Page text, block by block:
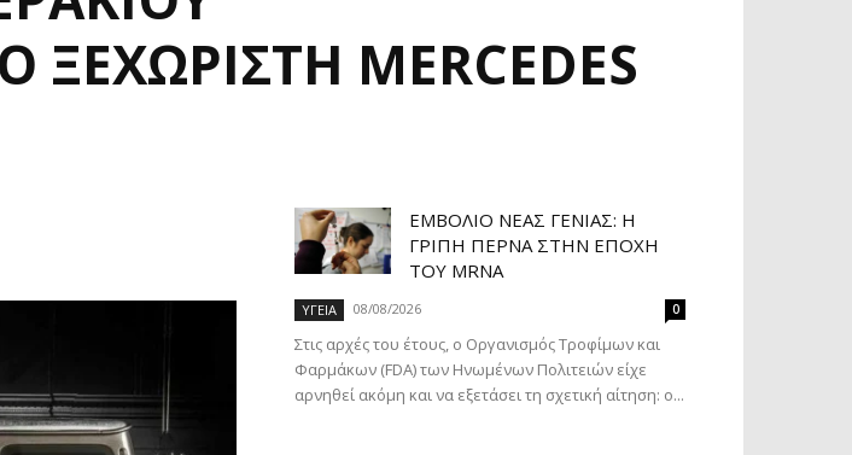
MERCEDES
ΕΜΒΌΛΙΟ ΝΈΑΣ ΓΕΝΙΆΣ: Η
ΓΡΊΠΗ ΠΕΡΝΆ ΣΤΗΝ ΕΠΟΧΉ
ΤΟΥ MRNA
ΥΓΕΙΑ 08/08/2026 0
Στις αρχές του έτους, ο Οργανισμός Τροφίμων και
Φαρμάκων (FDA) των Ηνωμένων Πολιτειών είχε
αρνηθεί ακόμη και να εξετάσει τη σχετική αίτηση: ο...